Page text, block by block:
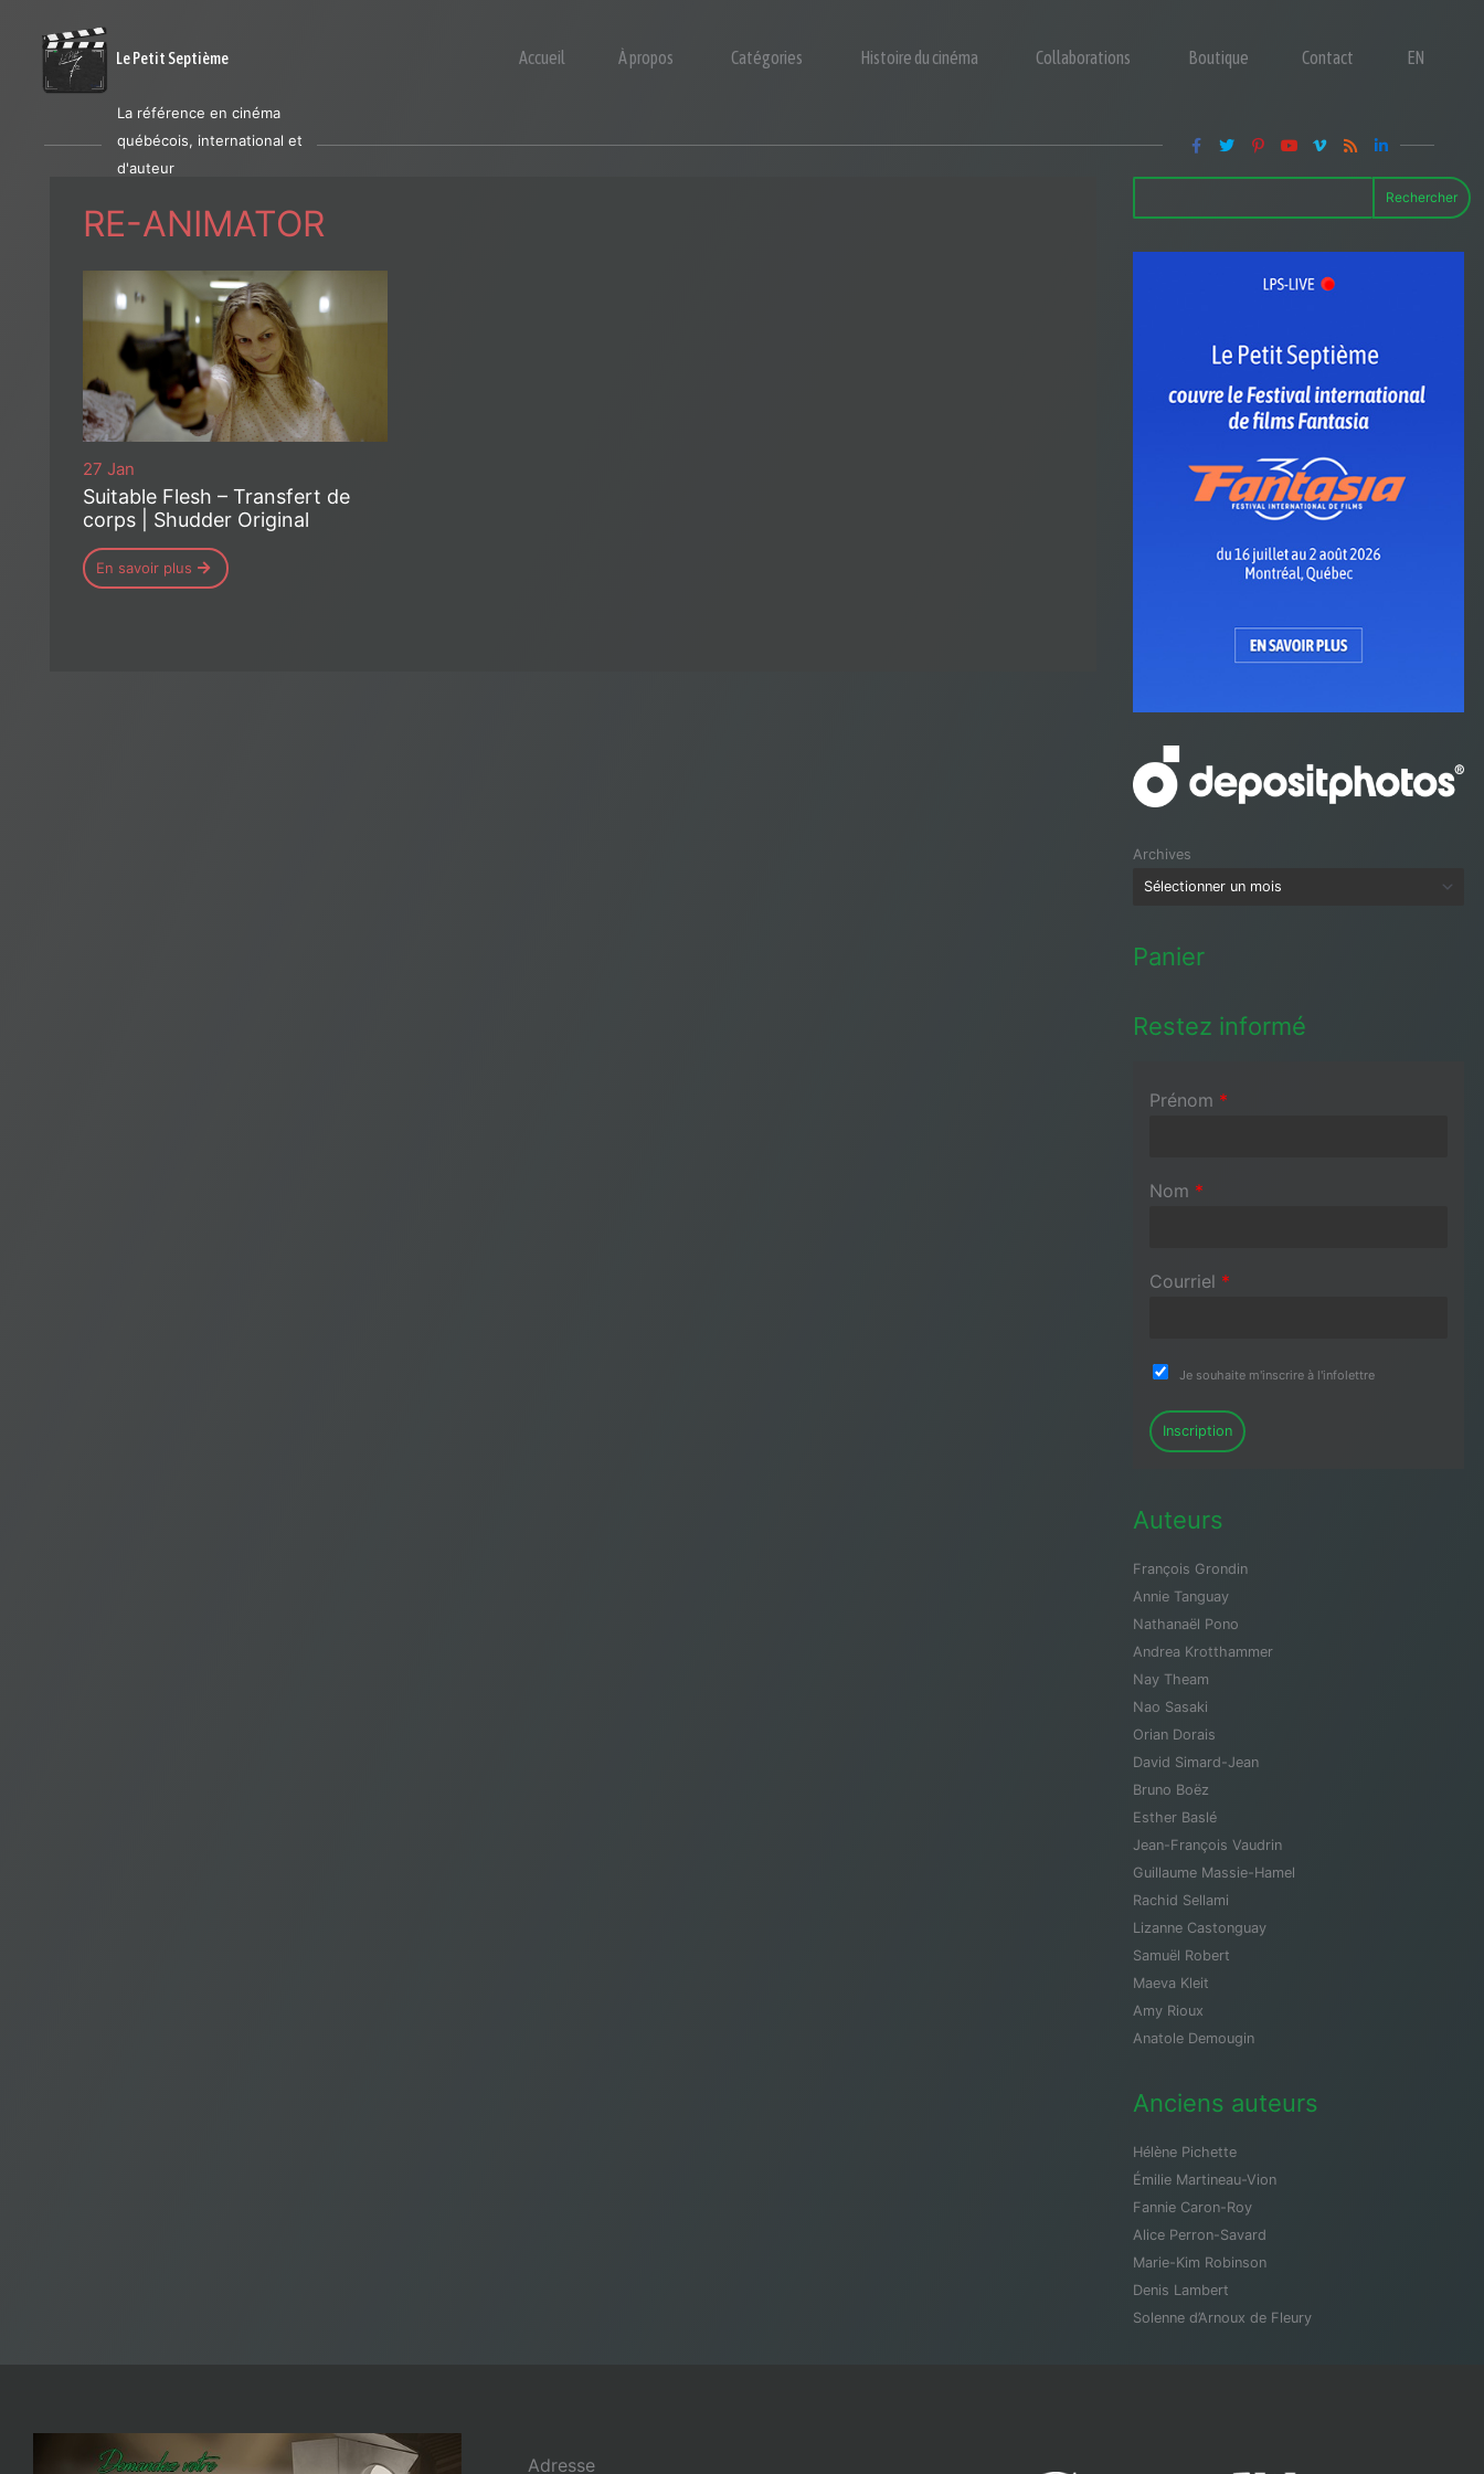
Le Petit Septième Accueil À propos Catégories Histoire du cinéma Collaborations Boutique Contact EN
La référence en cinéma
québécois, international et
d'auteur
RE-ANIMATOR
27 Jan
Suitable Flesh – Transfert de
corps | Shudder Original
En savoir plus
Rechercher
Archives
Panier
Restez informé
Prénom *
Nom *
Courriel *
Je souhaite m'inscrire à l'infolettre
Inscription
Auteurs
François Grondin
Annie Tanguay
Nathanaël Pono
Andrea Krotthammer
Nay Theam
Nao Sasaki
Orian Dorais
David Simard-Jean
Bruno Boëz
Esther Baslé
Jean-François Vaudrin
Guillaume Massie-Hamel
Rachid Sellami
Lizanne Castonguay
Samuël Robert
Maeva Kleit
Amy Rioux
Anatole Demougin
Anciens auteurs
Hélène Pichette
Émilie Martineau-Vion
Fannie Caron-Roy
Alice Perron-Savard
Marie-Kim Robinson
Denis Lambert
Solenne d’Arnoux de Fleury
Adresse